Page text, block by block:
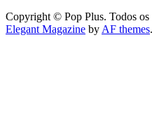
Copyright © Pop Plus. Todos os
Elegant Magazine by AF themes.